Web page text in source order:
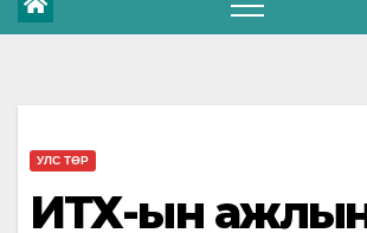
УЛС ТӨР
ИТХ-ын